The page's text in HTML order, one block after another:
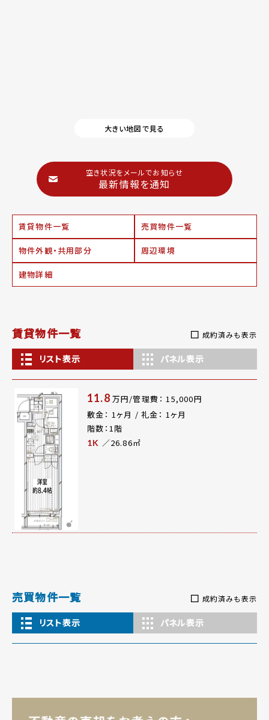
大きい地図で見る
空き状況をメールでお知らせ
最新情報を通知
賃貸物件一覧 売買物件一覧
物件外観・共用部分 周辺環境
建物詳細
賃貸物件一覧 成約済みも表示
リスト表示 パネル表示
11.8 万円/管理費： 15,000円
敷金： 1ヶ月 / 礼金： 1ヶ月
階数：1階
1K ／26.86㎡
売買物件一覧 成約済みも表示
リスト表示 パネル表示